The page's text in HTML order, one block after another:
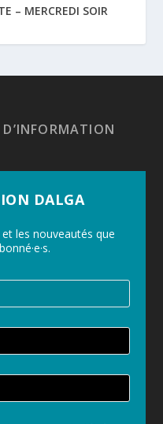
– MERCREDI SOIR
D’INFORMATION
DALGA
les nouveautés que